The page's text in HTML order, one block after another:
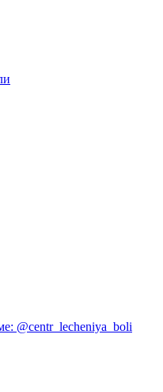
@centr_lecheniya_boli